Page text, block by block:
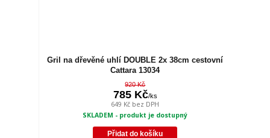
Gril na dřevěné uhlí DOUBLE 2x 38cm cestovní
Cattara 13034
920 Kč
785 Kč/ks
649 Kč bez DPH
SKLADEM - produkt je dostupný
Přidat do košíku